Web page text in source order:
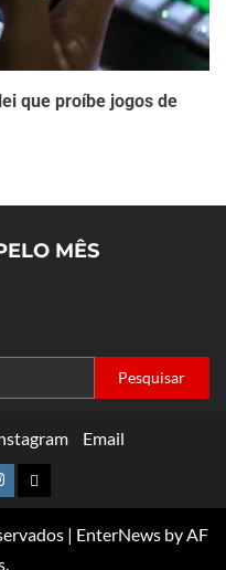
que proíbe jogos de
MÊS
Email
| EnterNewsby AF